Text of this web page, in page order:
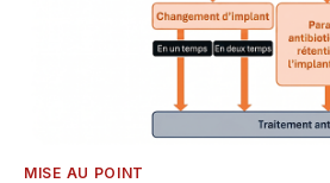
MISE AU POINT